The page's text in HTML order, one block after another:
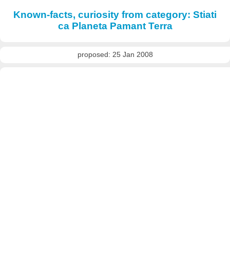
Known-facts, curiosity from category: Stiati
ca Planeta Pamant Terra
proposed: 25 Jan 2008